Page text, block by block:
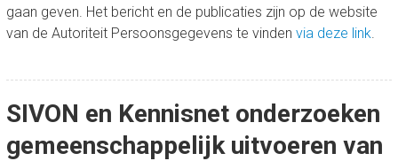
gaan geven. Het bericht en de publicaties zijn op de website
van de Autoriteit Persoonsgegevens te vinden via deze link
SIVON en Kennisnet onderzoeken
gemeenschappelijk uitvoeren van